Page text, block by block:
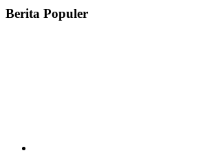
Berita Populer